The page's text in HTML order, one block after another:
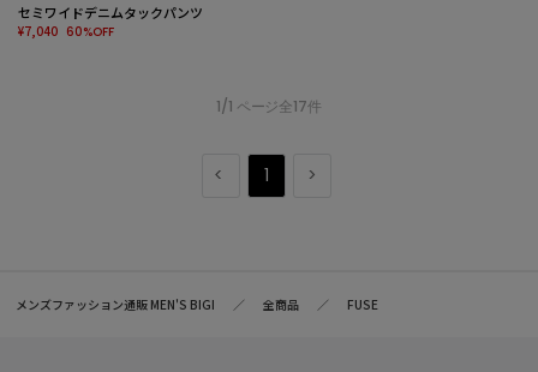
セミワイドデニムタックパンツ
¥7,040 60%OFF
1/1 ページ全17件
1
メンズファッション通販 MEN'S BIGI 全商品 FUSE